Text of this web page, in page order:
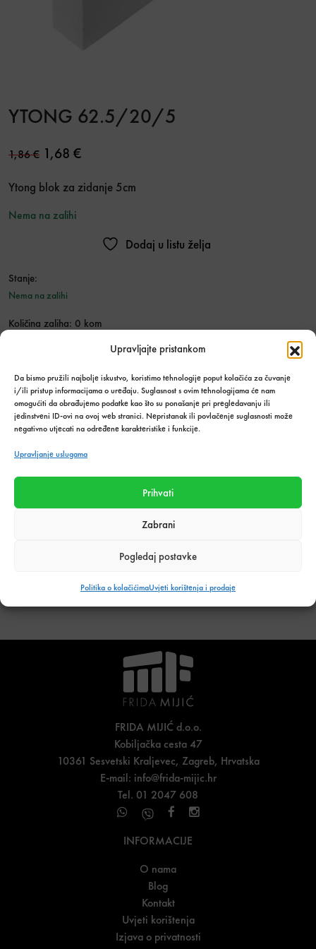
Upravljajte pristankom
Da bismo pružili najbolje iskustvo, koristimo tehnologije poput kolačića za čuvanje
i/ili pristup informacijama o uređaju. Suglasnost s ovim tehnologijama će nam
omogućiti da obrađujemo podatke kao što su ponašanje pri pregledavanju ili
jedinstveni ID-ovi na ovoj web stranici. Nepristanak ili povlačenje suglasnosti može
negativno utjecati na određene karakteristike i funkcije.
Upravljanje uslugama
Prihvati
Zabrani
Pogledaj postavke
Politika o kolačićimaUvjeti korištenja i prodaje
YTONG 62.5/20/5
1,86€ Original price was: 1,86 €.
1,68 €Current price is: 1,68 €.
Ytong blok za zidanje 5cm
Nema na zalihi
Dodaj u listu želja
Stanje:
Nema na zalihi
Količina zaliha: 0 kom
Građevinski materijal
Podijeli s prijateljima:
3 kg
Povezani proizvodi
FRIDA MIJIĆ d.o.o.
Kobiljačka cesta 47
10361 Sesvetski Kraljevec, Zagreb, Hrvatska
E-mail: info@frida-mijic.hr
Tel. 01 2047 608
INFORMACIJE
O nama
Blog
Kontakt
Uvjeti korištenja
Izjava o privatnosti